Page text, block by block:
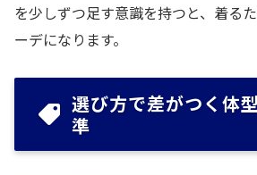
を少しずつ足す意識を持つと、着る
ーデになります。
選び方で差がつく体
準